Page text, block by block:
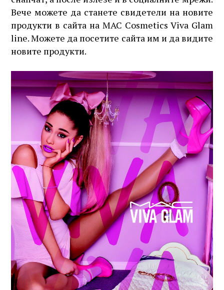
Вече можете да станете свидетели на новите
продукти в сайта на MAC Cosmetics Viva Glam
line. Можете да посетите сайта им и да видите
новите продукти.